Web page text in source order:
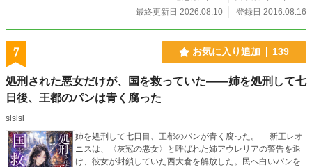
最終更新日 2026.08.10
登録日 2016.08.16
7 お気に入り追加 139
処刑された悪女だけが、国を救っていた――姉を処刑して七
日後、王都のパンは青く腐った
sisisi
姉を処刑して七日目、王都のパンが青く腐った。 新王レオ
ニスは、〈灰冠の悪女〉と呼ばれた姉アウレリアの警告を退
け、彼女が封鎖していた西大倉を解放した。民へ白いパンを